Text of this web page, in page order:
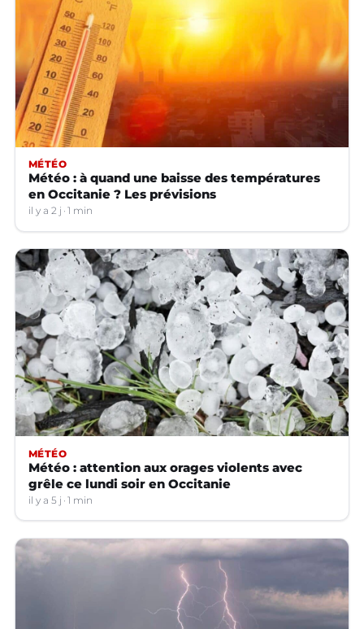
MÉTÉO
Météo : à quand une baisse des températures
en Occitanie ? Les prévisions
il y a 2 j 1 min
MÉTÉO
Météo : attention aux orages violents avec
grêle ce lundi soir en Occitanie
il y a 5 j 1 min